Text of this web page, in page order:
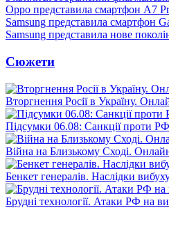
Oppo представила смартфон A7
Samsung представила смартфон
Samsung представила нове
Сюжети
Вторгнення Росії в Україну.
Підсумки 06.08: Санкції проти
Війна на Близькому Сході.
Бенкет генералів. Наслідки
Брудні технології. Атаки РФ на